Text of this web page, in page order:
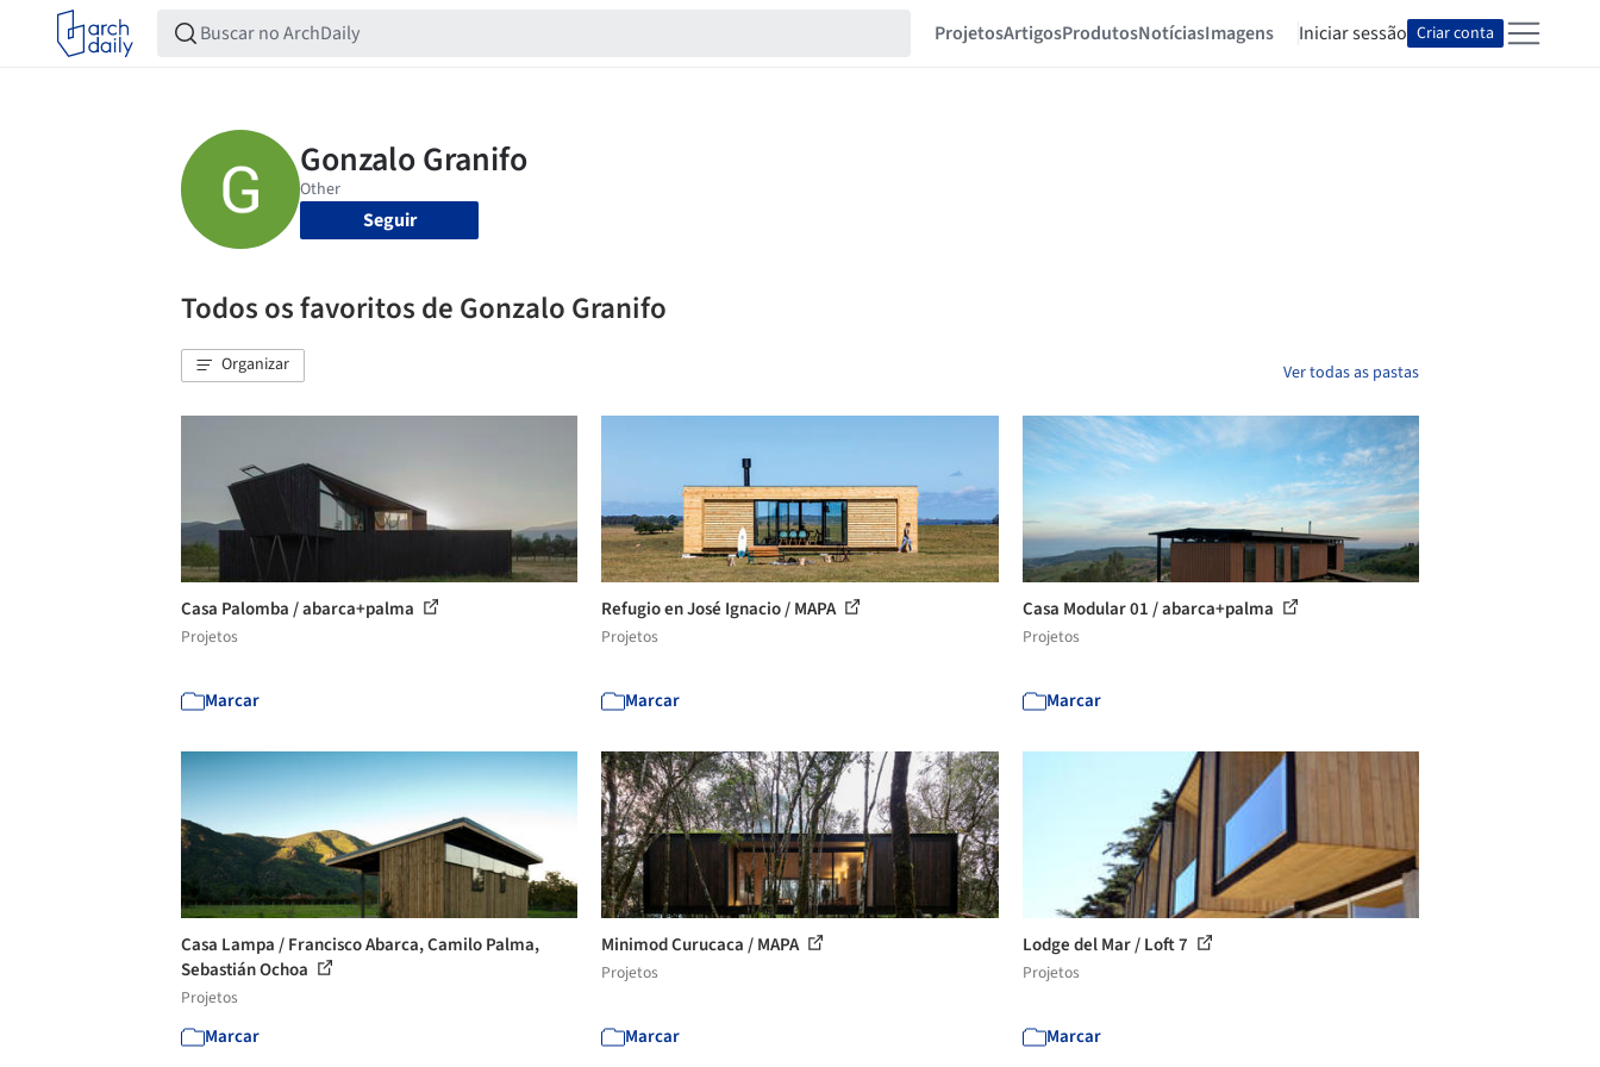
ProjetosArtigosProdutosNotíciasImagens Iniciar sessão Criar conta
Seguir
Todos os favoritos de Gonzalo Granifo
Organizar Ver todas as pastas
Casa Palomba / abarca+palma
Projetos
Marcar
Refugio en José Ignacio / MAPA
Projetos
Marcar
Casa Modular 01 / abarca+palma
Projetos
Marcar
Casa Lampa / Francisco Abarca, Camilo Palma,
Sebastián Ochoa
Projetos
Marcar
Minimod Curucaca / MAPA
Projetos
Marcar
Lodge del Mar / Loft 7
Projetos
Marcar